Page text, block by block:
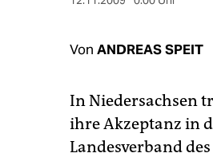
Von ANDREAS SPEIT
In Niedersachsen
ihre Akzeptanz in
Landesverband